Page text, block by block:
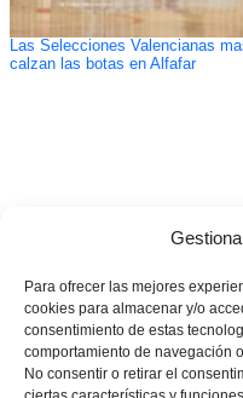
Para ofrecer las mejores
cookies para almacenar y/o
consentimiento de estas
comportamiento de navegación
No consentir o retirar el
Las Selecciones Valencianas
calzan las botas en Alfafar